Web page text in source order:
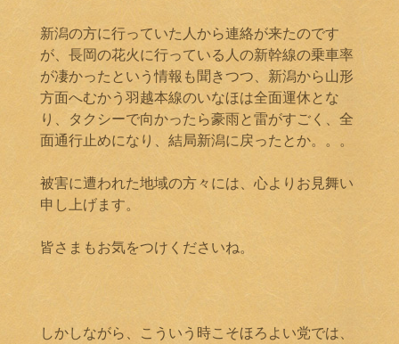
新潟の方に行っていた人から連絡が来たのです
が、長岡の花火に行っている人の新幹線の乗車率
が凄かったという情報も聞きつつ、新潟から山形
方面へむかう羽越本線のいなほは全面運休とな
り、タクシーで向かったら豪雨と雷がすごく、全
面通行止めになり、結局新潟に戻ったとか。。。
被害に遭われた地域の方々には、心よりお見舞い
申し上げます。
皆さまもお気をつけくださいね。
しかしながら、こういう時こそほろよい党では、